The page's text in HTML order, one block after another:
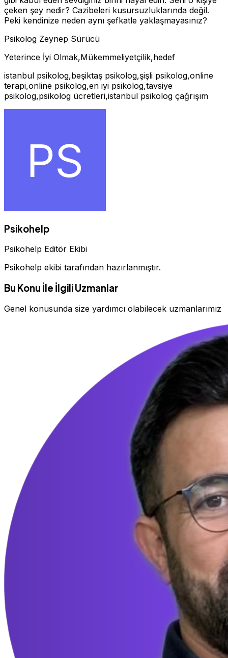
çeken şey nedir? Cazibeleri kusursuzluklarında değil.
Peki kendinize neden aynı şefkatle yaklaşmayasınız?
Psikolog Zeynep Sürücü
Yeterince İyi Olmak,Mükemmeliyetçilik,hedef
istanbul psikolog,beşiktaş psikolog,şişli psikolog,online
terapi,online psikolog,en iyi psikolog,tavsiye
psikolog,psikolog ücretleri,istanbul psikolog çağrışım
Psikohelp
Psikohelp Editör Ekibi
Psikohelp ekibi tarafından hazırlanmıştır.
Bu Konu İle İlgili Uzmanlar
Genel konusunda size yardımcı olabilecek uzmanlarımız